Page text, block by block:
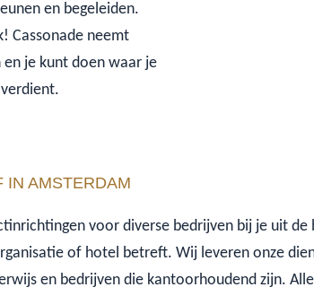
en begeleiden.
Cassonade neemt
je kunt doen waar je
IN AMSTERDAM
voor diverse bedrijven bij je uit
of hotel betreft. Wij leveren onze
en bedrijven die kantoorhoudend zijn.